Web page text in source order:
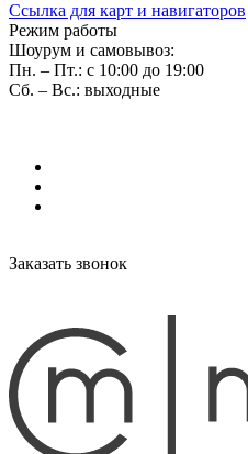
Ссылка для карт и навигаторов
Режим работы
Шоурум и самовывоз:
Пн. – Пт.: с 10:00 до 19:00
Сб. – Вс.: выходные
Заказать звонок